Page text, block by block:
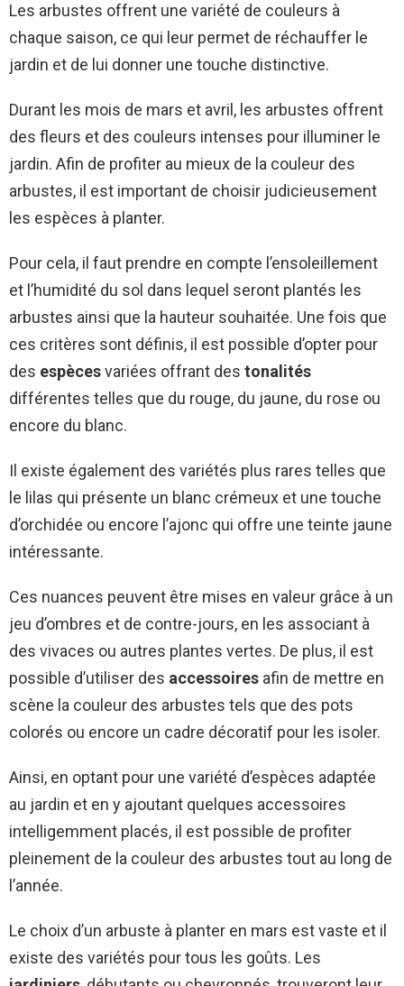
Les arbustes offrent une variété de couleurs à
chaque saison, ce qui leur permet de réchauffer le
jardin et de lui donner une touche distinctive.
Durant les mois de mars et avril, les arbustes offrent
des fleurs et des couleurs intenses pour illuminer le
jardin. Afin de profiter au mieux de la couleur des
arbustes, il est important de choisir judicieusement
les espèces à planter.
Pour cela, il faut prendre en compte l’ensoleillement
et l’humidité du sol dans lequel seront plantés les
arbustes ainsi que la hauteur souhaitée. Une fois que
ces critères sont définis, il est possible d’opter pour
des espècesvariées offrant des tonalités
différentes telles que du rouge, du jaune, du rose ou
encore du blanc.
Il existe également des variétés plus rares telles que
le lilas qui présente un blanc crémeux et une touche
d’orchidée ou encore l’ajonc qui offre une teinte jaune
intéressante.
Ces nuances peuvent être mises en valeur grâce à un
jeu d’ombres et de contre-jours, en les associant à
des vivaces ou autres plantes vertes. De plus, il est
possible d’utiliser des accessoires afin de mettre en
scène la couleur des arbustes tels que des pots
colorés ou encore un cadre décoratif pour les isoler.
Ainsi, en optant pour une variété d’espèces adaptée
au jardin et en y ajoutant quelques accessoires
intelligemment placés, il est possible de profiter
pleinement de la couleur des arbustes tout au long de
l’année.
Le choix d’un arbuste à planter en mars est vaste et il
existe des variétés pour tous les goûts. Les